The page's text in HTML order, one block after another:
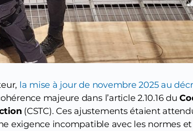
la mise à jour de novembre 2025 au
majeure dans l’article 2.10.16 du
(CSTC). Ces ajustements étaient
exigence incompatible avec les normes et